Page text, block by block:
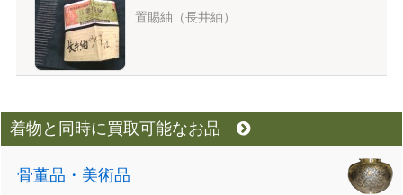
置賜紬（長井紬）
着物と同時に買取可能なお品
骨董品・美術品